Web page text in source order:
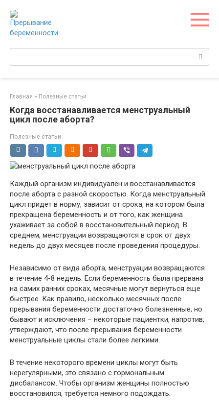
контенту
Главная » Полезные статьи
Когда восстанавливается менструальный
цикл после аборта?
Полезные статьи
Каждый организм индивидуален и восстанавливается
после аборта с разной скоростью. Когда менструальный
цикл придет в норму, зависит от срока, на котором была
прекращена беременность и от того, как женщина
ухаживает за собой в восстановительный период. В
среднем, менструации возвращаются в срок от двух
недель до двух месяцев после проведения процедуры.
Независимо от вида аборта, менструации возвращаются
в течение 4-8 недель. Если беременность была прервана
на самих ранних сроках, месячные могут вернуться еще
быстрее. Как правило, несколько месячных после
прерывания беременности достаточно болезненные, но
бывают и исключения – некоторые пациентки, напротив,
утверждают, что после прерывания беременности
менструальные циклы стали более легкими.
В течение некоторого времени циклы могут быть
нерегулярными, это связано с гормональным
дисбалансом. Чтобы организм женщины полностью
восстановился, требуется немного подождать.